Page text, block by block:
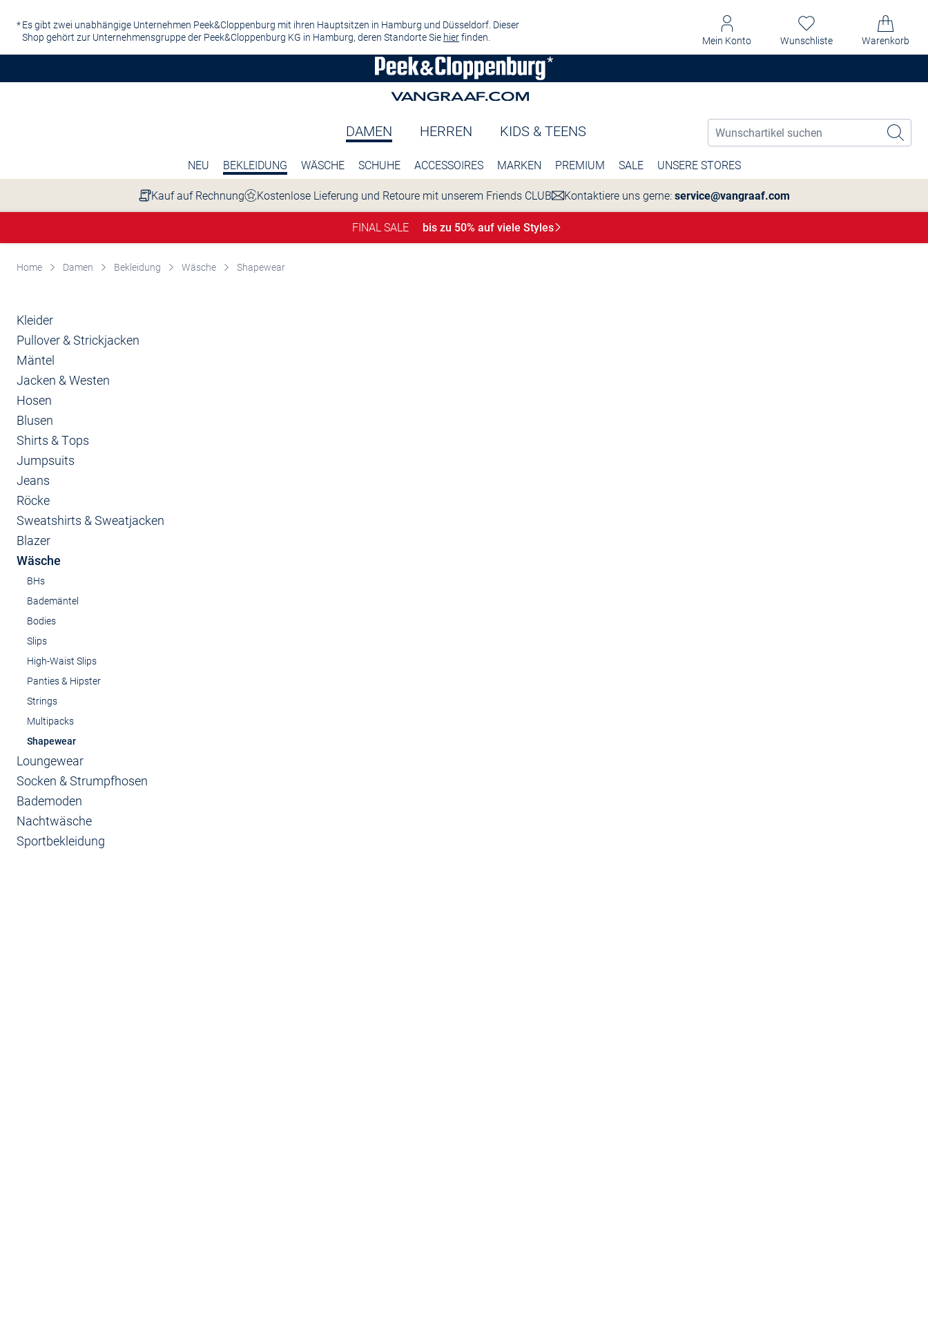
Es gibt zwei unabhängige Unternehmen Peek&Cloppenburg mit ihren Hauptsitzen in Hamburg und Düsseldorf. Dieser
Shop gehört zur Unternehmensgruppe der Peek&Cloppenburg KG in Hamburg, deren Standorte Sie hierfinden. Mein Konto Wunschliste Warenkorb
DAMEN HERREN KIDS & TEENS
NEU BEKLEIDUNG WÄSCHE SCHUHE ACCESSOIRES MARKEN PREMIUM SALE UNSERE STORES
Kauf auf Rechnung Kostenlose Lieferung und Retoure mit unserem Friends CLUB Kontaktiere uns gerne: service@vangraaf.com
FINAL SALE bis zu 50% auf viele Styles
Home Damen Bekleidung Wäsche Shapewear
Kleider
Pullover & Strickjacken
Mäntel
Jacken & Westen
Hosen
Blusen
Shirts & Tops
Jumpsuits
Jeans
Röcke
Sweatshirts & Sweatjacken
Blazer
Wäsche
BHs
Bademäntel
Bodies
Slips
High-Waist Slips
Panties & Hipster
Strings
Multipacks
Shapewear
Loungewear
Socken & Strumpfhosen
Bademoden
Nachtwäsche
Sportbekleidung